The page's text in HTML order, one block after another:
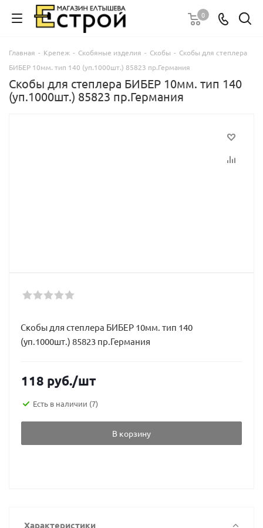
0
Главная - Крепеж - Скобяные изделия - Скобы - Скобы для степлера
БИБЕР 10мм. тип 140 (уп.1000шт.) 85823 пр.Германия
Скобы для степлера БИБЕР 10мм. тип 140
(уп.1000шт.) 85823 пр.Германия
Скобы для степлера БИБЕР 10мм. тип 140
(уп.1000шт.) 85823 пр.Германия
118 руб./шт
Есть в наличии (7)
В корзину
Характеристики